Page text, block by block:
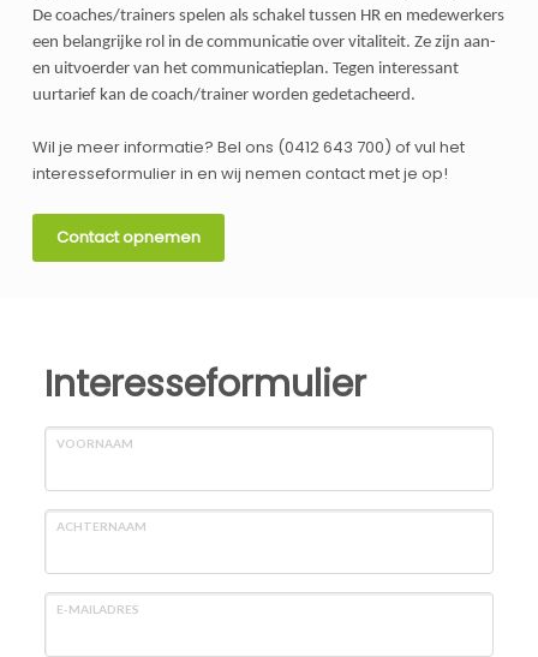
De coaches/trainers spelen als schakel tussen HR en medewerkers
een belangrijke rol in de communicatie over vitaliteit. Ze zijn aan-
en uitvoerder van het communicatieplan. Tegen interessant
uurtarief kan de coach/trainer worden gedetacheerd.
Wil je meer informatie? Bel ons (0412 643 700) of vul het
interesseformulier in en wij nemen contact met je op!
Contact opnemen
Interesseformulier
VOORNAAM
ACHTERNAAM
E-MAILADRES